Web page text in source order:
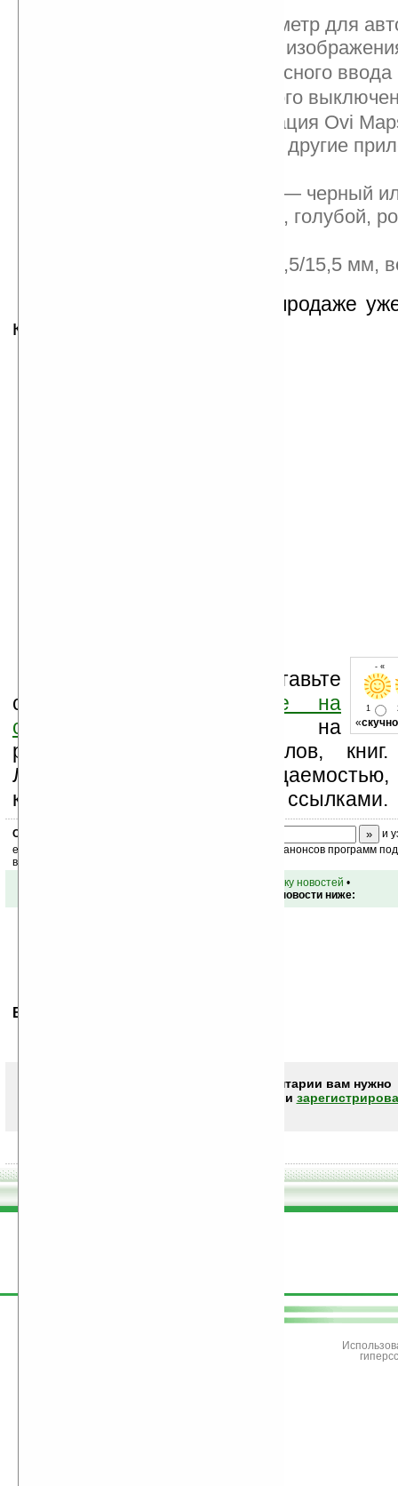
Встроенный акселерометр для
изменения положения
Распознавание рукописного ввода
Сенсор автоматического
Сервисы Nokia: навигация Ovi
Music Store, игровые и другие
Цвета задней крышки — черный
серебристый, красный, голубой,
Габариты: 111x51,7x14,5/15,5 мм,
Nokia 5230 появится в продаже
квартале текущего года.
- «
1
«скучно
Оцените новость и оставьте
свой комментарий
ниже на
странице
на
рассылку новостей, файлов,
Ладошки своей
коммерческой информации, ссылками.
Скоро
и
ежедневный или еженедельный дайджест новостей, анонсов программ
ваш почтовый ящик.
вернуться к списку новостей •
Обсуждение этой новости ниже:
Ваше мнение будет первым.
Чтобы писать комментарии вам нужно
или